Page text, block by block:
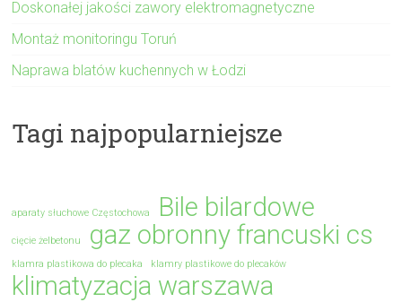
Doskonałej jakości zawory elektromagnetyczne
Montaż monitoringu Toruń
Naprawa blatów kuchennych w Łodzi
Tagi najpopularniejsze
aparaty słuchowe Częstochowa Bile bilardowe
cięcie żelbetonu gaz obronny francuski cs
klamra plastikowa do plecaka klamry plastikowe do plecaków
klimatyzacja warszawa